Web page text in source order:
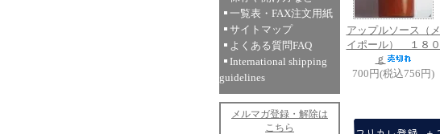
一覧表・FAX注文用紙
サイトマップ
よくある質問FAQ
International shipping
guidelines
メルマガ登録・解除は
こちら
アップルソース（メ
イポール） １８０
ｇ
700円(税込756円)